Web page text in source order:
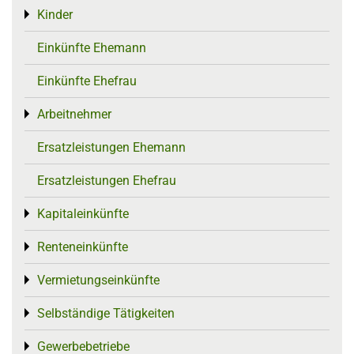
Kinder
Toggle menu
Einkünfte Ehemann
Einkünfte Ehefrau
Arbeitnehmer
Toggle menu
Ersatzleistungen Ehemann
Ersatzleistungen Ehefrau
Kapitaleinkünfte
Toggle menu
Renteneinkünfte
Toggle menu
Vermietungseinkünfte
Toggle menu
Selbständige Tätigkeiten
Toggle menu
Gewerbebetriebe
Toggle menu